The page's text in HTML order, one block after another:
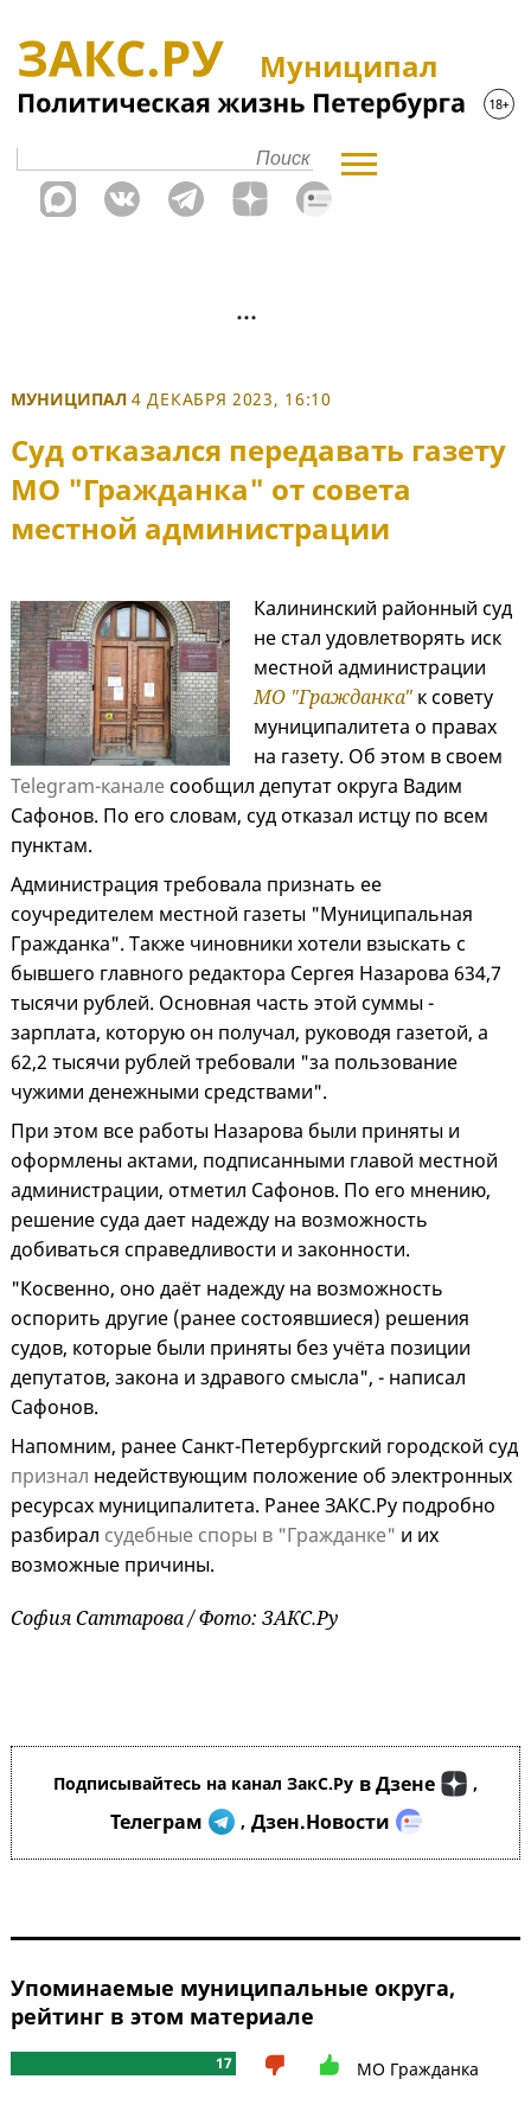
Муниципал
МУНИЦИПАЛ 4 ДЕКАБРЯ 2023, 16:10
Суд отказался передавать газету
МО "Гражданка" от совета
местной администрации
Калининский районный суд
не стал удовлетворять иск
местной администрации
МО "Гражданка"к совету
муниципалитета о правах
на газету. Об этом в своем
Telegram-каналесообщил депутат округа Вадим
Сафонов. По его словам, суд отказал истцу по всем
пунктам.
Администрация требовала признать ее
соучредителем местной газеты "Муниципальная
Гражданка". Также чиновники хотели взыскать с
бывшего главного редактора Сергея Назарова 634,7
тысячи рублей. Основная часть этой суммы -
зарплата, которую он получал, руководя газетой, а
62,2 тысячи рублей требовали "за пользование
чужими денежными средствами".
При этом все работы Назарова были приняты и
оформлены актами, подписанными главой местной
администрации, отметил Сафонов. По его мнению,
решение суда дает надежду на возможность
добиваться справедливости и законности.
"Косвенно, оно даёт надежду на возможность
оспорить другие (ранее состоявшиеся) решения
судов, которые были приняты без учёта позиции
депутатов, закона и здравого смысла", - написал
Сафонов.
Напомним, ранее Санкт-Петербургский городской суд
признал недействующим положение об электронных
ресурсах муниципалитета. Ранее ЗАКС.Ру подробно
разбирал судебные споры в "Гражданке" и их
возможные причины.
София Саттарова / Фото: ЗАКС.Ру
Подписывайтесь на канал ЗакС.Ру в Дзене ,
Телеграм , Дзен.Новости
Упоминаемые муниципальные округа,
рейтинг в этом материале
17 МО Гражданка